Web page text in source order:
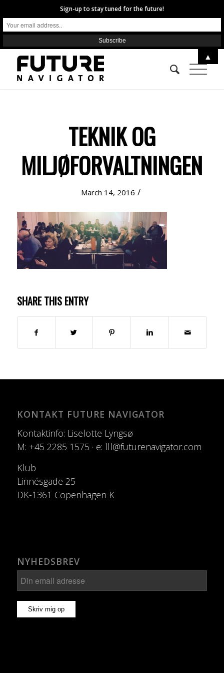
TEKNIK OG
MILJØFORVALTNINGEN
March 14, 2016 /
SHARE THIS ENTRY
KONTAKT FUTURE NAVIGATOR
Kontaktinfo: Liselotte Lyngsø
M: +45 2285 1575 · e: lll@futurenavigator.com
Klub
Linnésgade 25
DK-1361 Copenhagen K
NYHEDSBREV
Sign-up to stay tuned for the future!
▲